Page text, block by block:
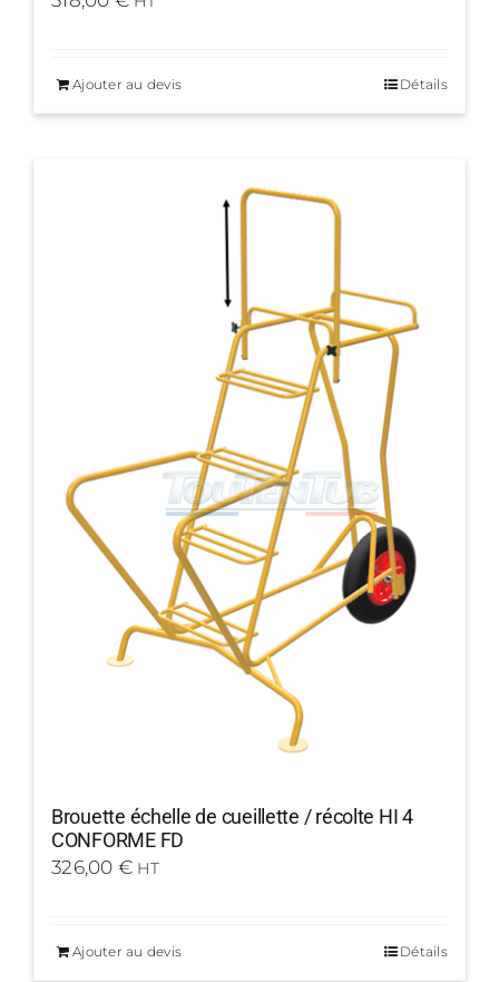
Ajouter au devis Détails
Brouette échelle de cueillette / récolte HI 4
CONFORME FD
326,00 € HT
Ajouter au devis Détails